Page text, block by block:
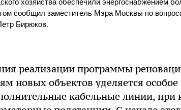
сообщил заместитель Мэра Москвы по
Бирюков.
реализации программы
новых объектов уделяется
кабельные линии, при